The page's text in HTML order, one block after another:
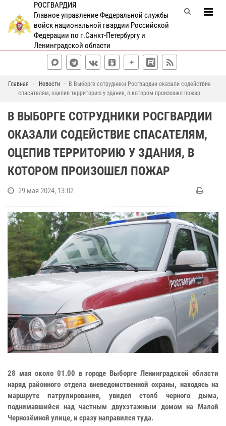
РОСГВАРДИЯ
Главное управление Федеральной службы
войск национальной гвардии Российской
Федерации по г.Санкт-Петербургу и
Ленинградской области
Главная Новости
В Выборге сотрудники Росгвардии оказали содействие
спасателям, оцепив территорию у здания, в котором произошел пожар
В ВЫБОРГЕ СОТРУДНИКИ РОСГВАРДИИ
ОКАЗАЛИ СОДЕЙСТВИЕ СПАСАТЕЛЯМ,
ОЦЕПИВ ТЕРРИТОРИЮ У ЗДАНИЯ, В
КОТОРОМ ПРОИЗОШЕЛ ПОЖАР
29 мая 2024, 13:02
28 мая около 01.00 в городе Выборге Ленинградской области
наряд районного отдела вневедомственной охраны, находясь на
маршруте патрулирования, увидел столб черного дыма,
поднимавшийся над частным двухэтажным домом на Малой
Чернозёмной улице, и сразу направился туда.